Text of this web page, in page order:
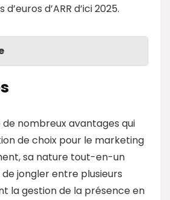
d’ARR d’ici 2025.
nombreux avantages qui
de choix pour le marketing
sa nature tout-en-un
jongler entre plusieurs
la gestion de la présence en